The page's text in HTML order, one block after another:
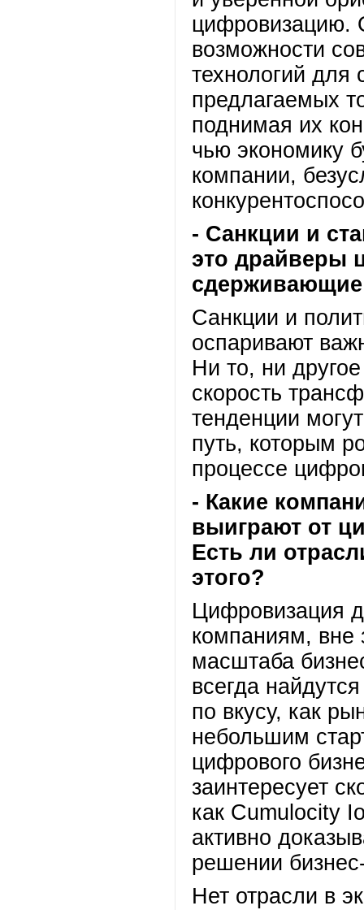
цифровизацию.
возможности
технологий для
предлагаемых
поднимая их
чью экономику
компании,
- Санкции и
это драйверы
Санкции и
оспаривают
Ни то, ни
скорость
тенденции
путь, которым
процессе
- Какие
выиграют от
Есть ли
этого?
Цифровизация
компаниям, вне
масштаба
всегда
по вкусу, как
небольшим
цифрового
заинтересует
как Cumulocity
активно
решении
Нет отрасли в